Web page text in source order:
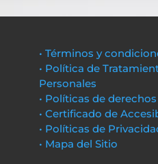
• Términos y
• Política de
Personales
• Políticas de
• Certificado de
• Políticas de
• Mapa del Sitio